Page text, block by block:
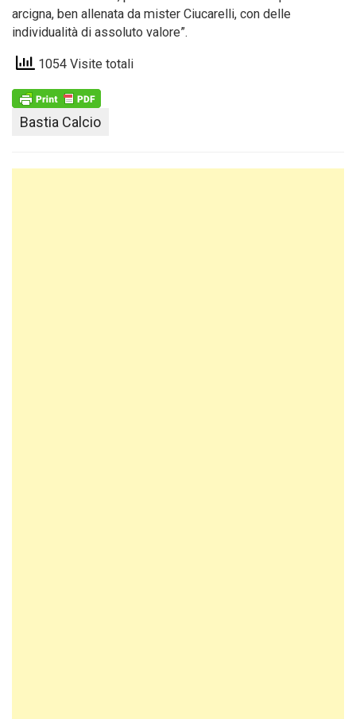
arcigna, ben allenata da mister Ciucarelli, con delle
individualità di assoluto valore”.
1054 Visite totali
Bastia Calcio